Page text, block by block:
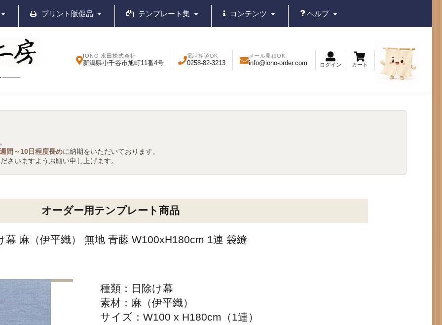
プリント販促品 テンプレート集 コンテンツ ヘルプ
IONO 水田株式会社
新潟県小千谷市旭町11番4号
電話相談OK
0258-82-3213
メール見積OK
info@iono-order.com ログイン カート
間～10日程度長めに納期をいただいております。
さいますようお願い申し上げます。
オーダー用テンプレート商品
幕 麻（伊平織） 無地 青藤 W100xH180cm 1連 袋縫
種類：日除け幕
素材：麻（伊平織）
サイズ：W100 x H180cm（1連）